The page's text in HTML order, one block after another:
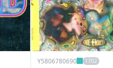
Y5806780690